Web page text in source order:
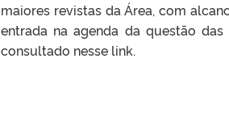
maiores revistas da Área, com
entrada na agenda da questão
consultado nesse link.